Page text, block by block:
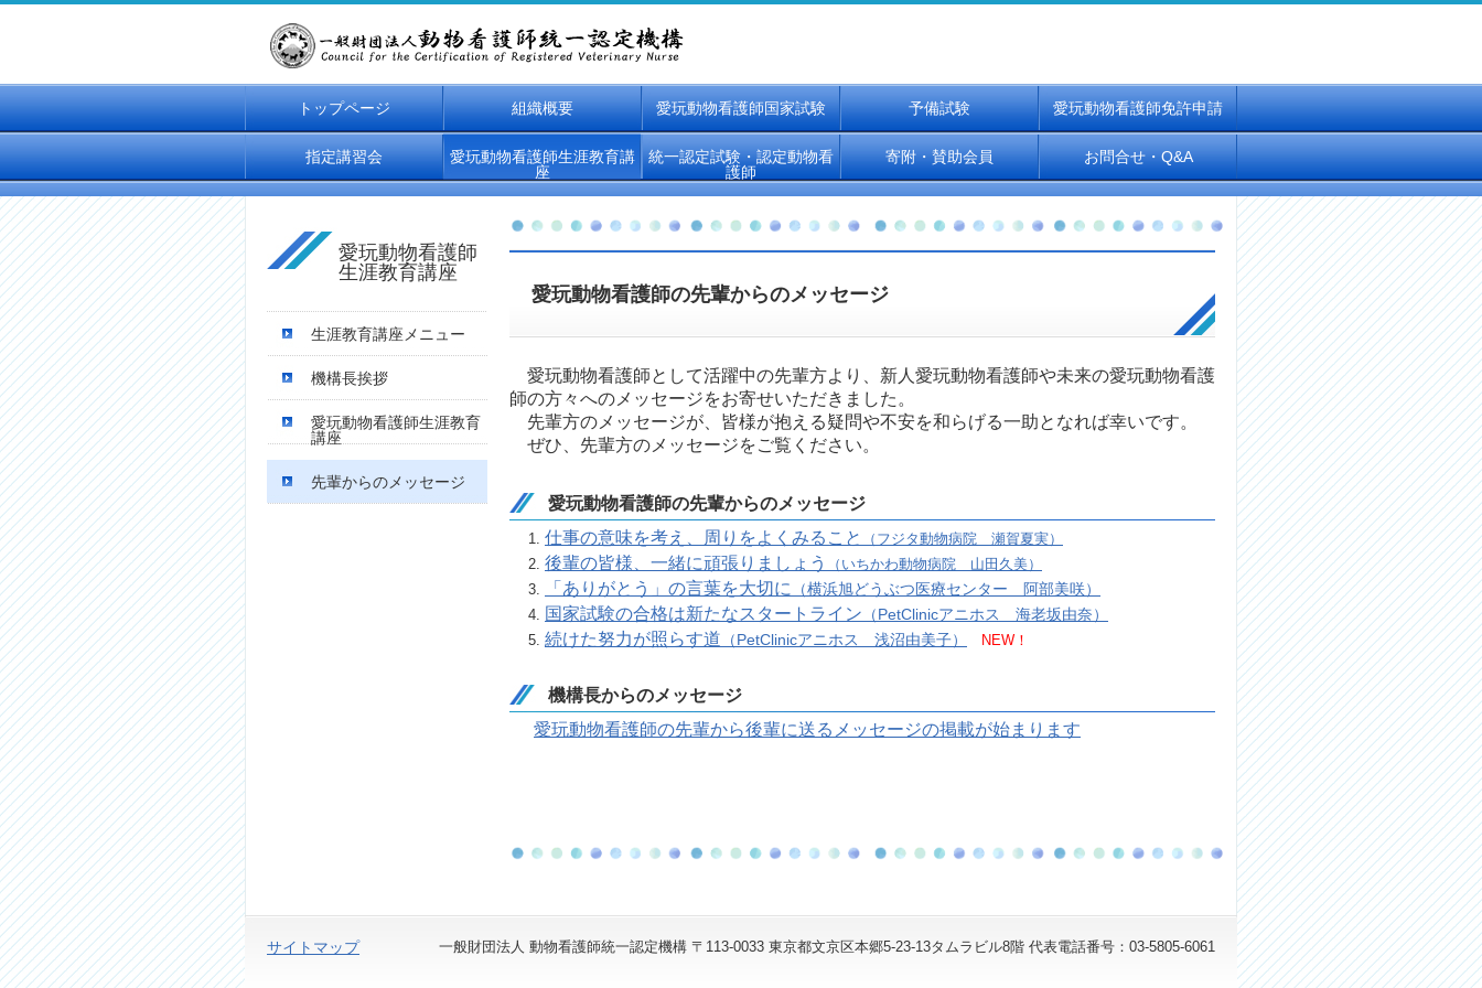
トップページ 組織概要 愛玩動物看護師国家試験 予備試験 愛玩動物看護師免許申請
指定講習会
愛玩動物看護師生涯教育講
座
統一認定試験・認定動物看
護師
寄附・賛助会員 お問合せ・Q&A
愛玩動物看護師
生涯教育講座
生涯教育講座メニュー
機構長挨拶
愛玩動物看護師生涯教育
講座
先輩からのメッセージ
愛玩動物看護師の先輩からのメッセージ
愛玩動物看護師として活躍中の先輩方より、新人愛玩動物看護師や未来の愛玩動物看護
師の方々へのメッセージをお寄せいただきました。
先輩方のメッセージが、皆様が抱える疑問や不安を和らげる一助となれば幸いです。
ぜひ、先輩方のメッセージをご覧ください。
愛玩動物看護師の先輩からのメッセージ
仕事の意味を考え、周りをよくみること
（フジタ動物病院 瀬賀夏実）
後輩の皆様、一緒に頑張りましょう （いちかわ動物病院 山田久美）
「ありがとう」の言葉を大切に （横浜旭どうぶつ医療センター 阿部美咲）
国家試験の合格は新たなスタートライン （PetClinicアニホス 海老坂由奈）
続けた努力が照らす道 （PetClinicアニホス 浅沼由美子） NEW！
機構長からのメッセージ
愛玩動物看護師の先輩から後輩に送るメッセージの掲載が始まります
サイトマップ 一般財団法人 動物看護師統一認定機構 〒113-0033 東京都文京区本郷5-23-13タムラビル8階 代表電話番号：03-5805-6061